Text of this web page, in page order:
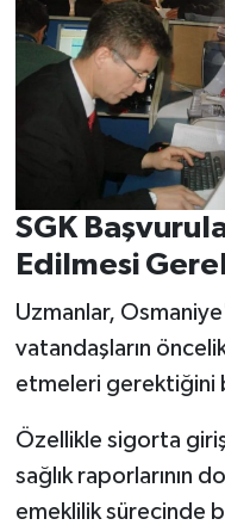
SGK
Edilmesi
Uzmanlar,
vatandaşların
etmeleri gerektiğini
Özellikle sigorta
sağlık raporlarının
emeklilik sürecinde